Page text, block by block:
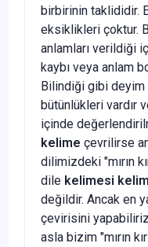
birbirinin taklididir.
eksiklikleri çoktur.
anlamları verildiği
kaybı veya anlam
Bilindiği gibi
bütünlükleri vardır
içinde
kelime çevrilirse
dilimizdeki "mırın
dile kelimesi
değildir. Ancak en
çevirisini
asla bizim "mırın